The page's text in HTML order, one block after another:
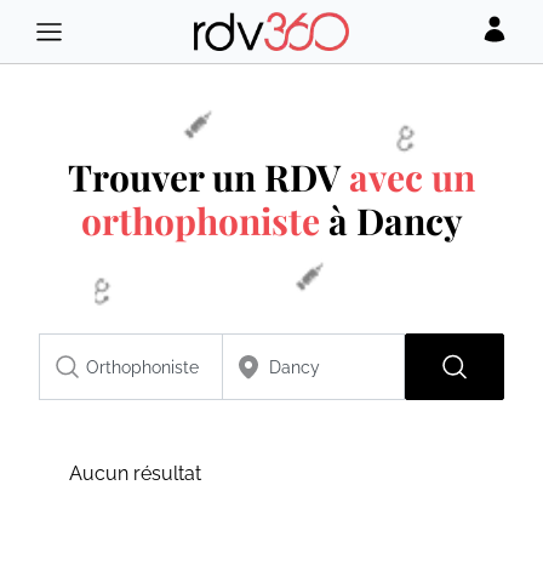
Trouver un RDVavec un
orthophoniste à Dancy
Aucun résultat